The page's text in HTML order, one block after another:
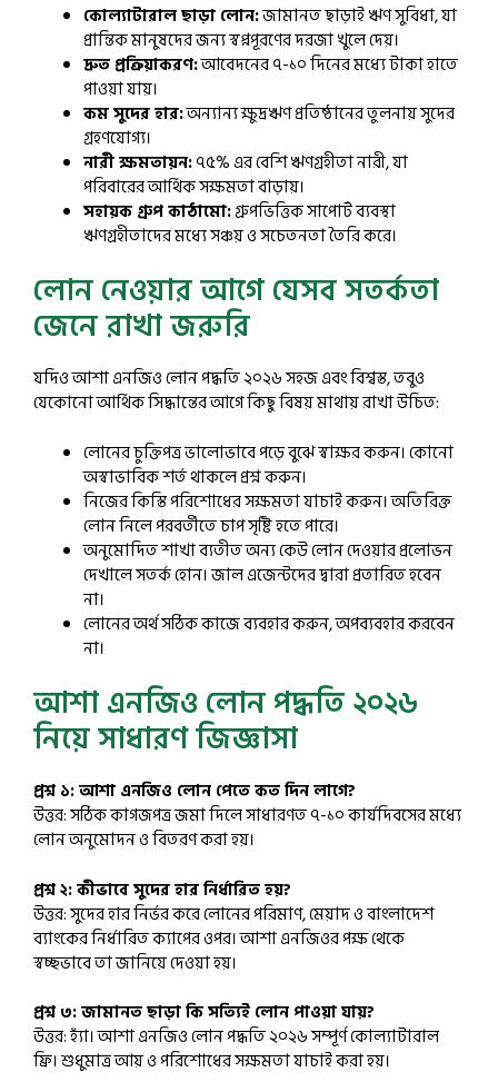
কোল্যাটারাল ছাড়া লোন:জামানত ছাড়াই ঋণ সুবিধা, যা
প্রান্তিক মানুষদের জন্য স্বপ্নপূরণের দরজা খুলে দেয়।
দ্রুত প্রক্রিয়াকরণ:আবেদনের ৭-১০ দিনের মধ্যে টাকা হাতে
পাওয়া যায়।
কম সুদের হার:অন্যান্য ক্ষুদ্রঋণ প্রতিষ্ঠানের তুলনায় সুদের
গ্রহণযোগ্য।
নারী ক্ষমতায়ন:৭৫% এর বেশি ঋণগ্রহীতা নারী, যা
পরিবারের আর্থিক সক্ষমতা বাড়ায়।
সহায়ক গ্রুপ কাঠামো:গ্রুপভিত্তিক সাপোর্ট ব্যবস্থা
ঋণগ্রহীতাদের মধ্যে সঞ্চয় ও সচেতনতা তৈরি করে।
লোন নেওয়ার আগে যেসব সতর্কতা
জেনে রাখা জরুরি
যদিও আশা এনজিও লোন পদ্ধতি ২০২৬ সহজ এবং বিশ্বস্ত, তবুও
যেকোনো আর্থিক সিদ্ধান্তের আগে কিছু বিষয় মাথায় রাখা উচিত:
লোনের চুক্তিপত্র ভালোভাবে পড়ে বুঝে স্বাক্ষর করুন। কোনো
অস্বাভাবিক শর্ত থাকলে প্রশ্ন করুন।
নিজের কিস্তি পরিশোধের সক্ষমতা যাচাই করুন। অতিরিক্ত
লোন নিলে পরবর্তীতে চাপ সৃষ্টি হতে পারে।
অনুমোদিত শাখা ব্যতীত অন্য কেউ লোন দেওয়ার প্রলোভন
দেখালে সতর্ক হোন। জাল এজেন্টদের দ্বারা প্রতারিত হবেন
না।
লোনের অর্থ সঠিক কাজে ব্যবহার করুন, অপব্যবহার করবেন
না।
আশা এনজিও লোন পদ্ধতি ২০২৬
নিয়ে সাধারণ জিজ্ঞাসা
প্রশ্ন ১: আশা এনজিও লোন পেতে কত দিন লাগে?
উত্তর: সঠিক কাগজপত্র জমা দিলে সাধারণত ৭-১০ কার্যদিবসের মধ্যে
লোন অনুমোদন ও বিতরণ করা হয়।
প্রশ্ন ২: কীভাবে সুদের হার নির্ধারিত হয়?
উত্তর: সুদের হার নির্ভর করে লোনের পরিমাণ, মেয়াদ ও বাংলাদেশ
ব্যাংকের নির্ধারিত ক্যাপের ওপর। আশা এনজিওর পক্ষ থেকে
স্বচ্ছভাবে তা জানিয়ে দেওয়া হয়।
প্রশ্ন ৩: জামানত ছাড়া কি সত্যিই লোন পাওয়া যায়?
উত্তর: হ্যাঁ। আশা এনজিও লোন পদ্ধতি ২০২৬ সম্পূর্ণ কোল্যাটারাল
ফ্রি। শুধুমাত্র আয় ও পরিশোধের সক্ষমতা যাচাই করা হয়।